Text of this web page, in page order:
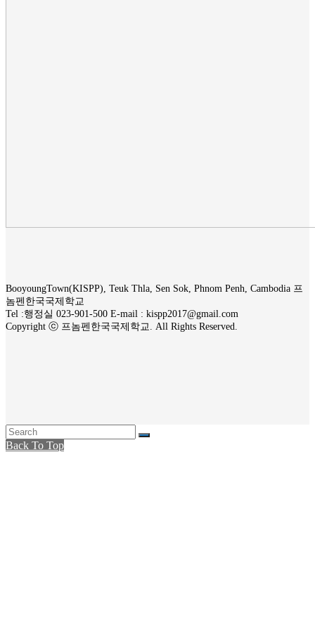
BooyoungTown(KISPP), Teuk Thla, Sen Sok, Phnom Penh, Cambodia 프
놈펜한국국제학교
Tel :행정실 023-901-500 E-mail : kispp2017@gmail.com
Copyright ⓒ 프놈펜한국국제학교. All Rights Reserved.
Back To Top